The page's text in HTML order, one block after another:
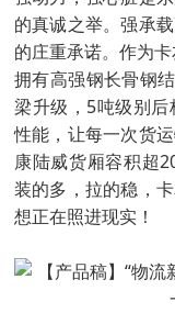
的真诚之举。强承
的庄重承诺。作为
拥有高强钢长骨钢
梁升级，5吨级别
性能，让每一次货
康陆威货厢容积超
装的多，拉的稳，
想正在照进现实！